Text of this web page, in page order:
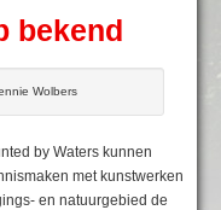
bekend
Wolbers
by Waters kunnen
met kunstwerken
en natuurgebied de